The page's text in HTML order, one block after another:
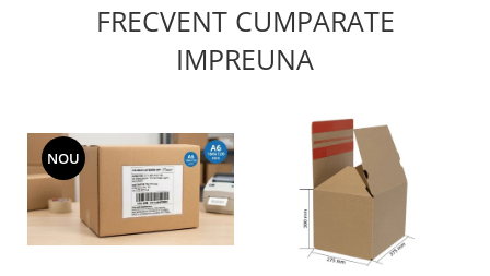
FRECVENT CUMPARATE
IMPREUNA
NOU